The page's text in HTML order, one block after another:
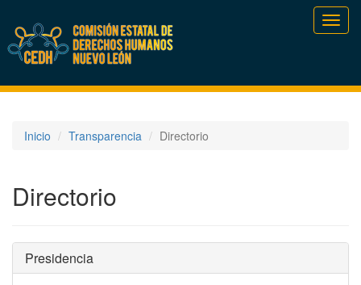
Inicio Transparencia Directorio
Directorio
Presidencia